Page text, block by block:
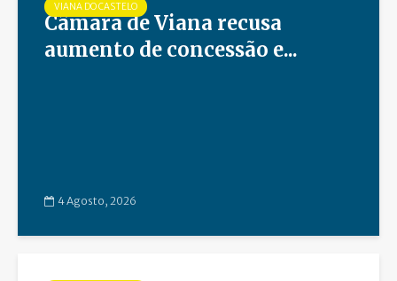
VIANA DO CASTELO
Câmara de Viana recusa
aumento de concessão e...
4 Agosto, 2026